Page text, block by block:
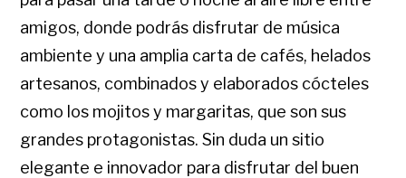
amigos, donde podrás disfrutar de música
ambiente y una amplia carta de cafés, helados
artesanos, combinados y elaborados cócteles
como los mojitos y margaritas, que son sus
grandes protagonistas. Sin duda un sitio
elegante e innovador para disfrutar del buen